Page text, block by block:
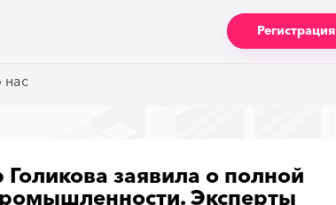
Регистрация
Регистрация
заявила о полной
Эксперты